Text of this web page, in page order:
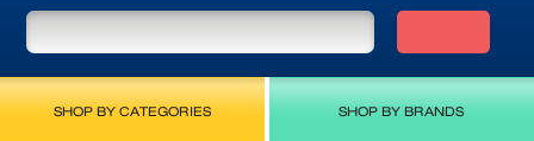
SHOP BY CATEGORIES SHOP BY BRANDS